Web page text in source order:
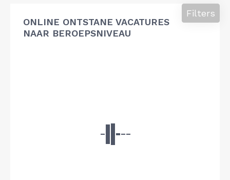
ONLINE ONTSTANE VACATURES
NAAR BEROEPSNIVEAU
Filters